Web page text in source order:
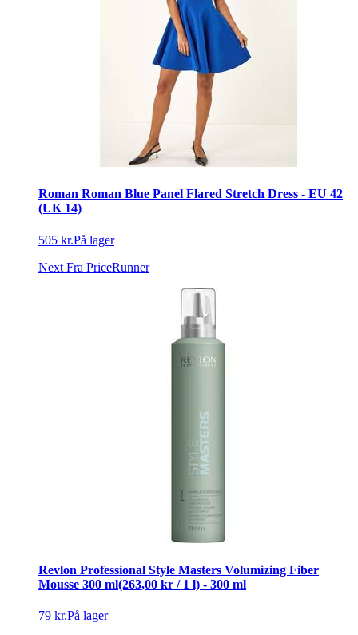
Roman Roman Blue Panel Flared Stretch Dress - EU 42
(UK 14)
505 kr.På lager
Next Fra PriceRunner
Revlon Professional Style Masters Volumizing Fiber
Mousse 300 ml(263,00 kr / 1 l) - 300 ml
79 kr.På lager